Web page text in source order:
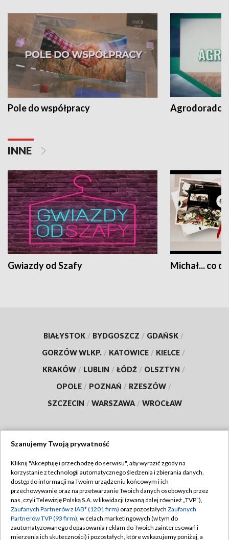
Pole do współpracy Agrodoradcy
INNE
Gwiazdy od Szafy Michał... co
BIAŁYSTOK / BYDGOSZCZ / GDAŃSK /
GORZÓW WLKP. / KATOWICE / KIELCE /
KRAKÓW / LUBLIN / ŁÓDŹ / OLSZTYN /
OPOLE / POZNAŃ / RZESZÓW /
SZCZECIN / WARSZAWA / WROCŁAW
TVP
Abonament TVP
Emisja w TVP
Centrum informacji TVP
Regulamin TVP
Polityka prywatności
Moje zgody
Szanujemy Twoją prywatność
Kliknij "Akceptuję i przechodzę do serwisu", aby wyrazić zgody na
korzystanie z technologii automatycznego śledzenia i zbierania danych,
dostęp do informacji na Twoim urządzeniu końcowym i ich
przechowywanie oraz na przetwarzanie Twoich danych osobowych przez
nas, czyli Telewizję Polską S.A. w likwidacji (zwaną dalej również „TVP”),
Zaufanych Partnerów z IAB* (1201 firm) oraz pozostałych Zaufanych
Partnerów TVP (93 firm), w celach marketingowych (w tym do
zautomatyzowanego dopasowania reklam do Twoich zainteresowań i
mierzenia ich skuteczności) i pozostałych, które wskazujemy poniżej, a